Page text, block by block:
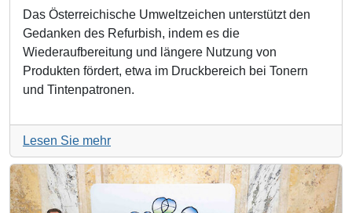
Das Österreichische Umweltzeichen unterstützt den
Gedanken des Refurbish, indem es die
Wiederaufbereitung und längere Nutzung von
Produkten fördert, etwa im Druckbereich bei Tonern
und Tintenpatronen.
Lesen Sie mehr